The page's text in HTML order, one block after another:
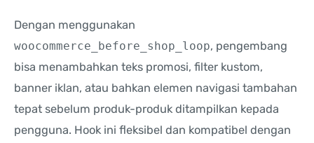
Dengan menggunakan
woocommerce_before_shop_loop, pengembang
bisa menambahkan teks promosi, filter kustom,
banner iklan, atau bahkan elemen navigasi tambahan
tepat sebelum produk-produk ditampilkan kepada
pengguna. Hook ini fleksibel dan kompatibel dengan